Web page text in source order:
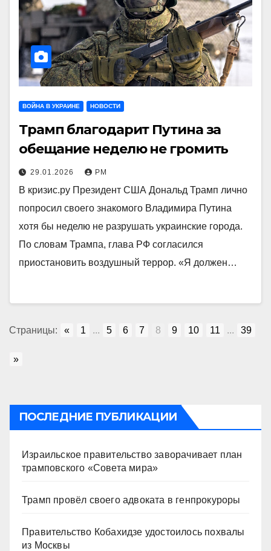
ВОЙНА В УКРАИНЕ НОВОСТИ
Трамп благодарит Путина за
обещание неделю не громить
29.01.2026 РМ
В кризис.ру Президент США Дональд Трамп лично
попросил своего знакомого Владимира Путина
хотя бы неделю не разрушать украинские города.
По словам Трампа, глава РФ согласился
приостановить воздушный террор. «Я должен…
Страницы: « 1 ... 5 6 7 8 9 10 11 ... 39
»
ПОСЛЕДНИЕ ПУБЛИКАЦИИ
Израильское правительство заворачивает план
трамповского «Совета мира»
Трамп провёл своего адвоката в генпрокуроры
Правительство Кобахидзе удостоилось похвалы
из Москвы